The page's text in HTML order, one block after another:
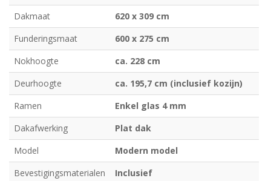
Dakmaat
620 x 309 cm
Funderingsmaat
600 x 275 cm
Nokhoogte
ca. 228 cm
Deurhoogte
ca. 195,7 cm (inclusief kozijn)
Ramen
Enkel glas 4 mm
Dakafwerking
Plat dak
Model
Modern model
Bevestigingsmaterialen
Inclusief